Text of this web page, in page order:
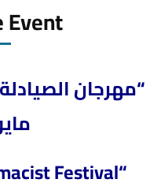
Event
مايو
“Upper Egypt Pharmacist Festival”